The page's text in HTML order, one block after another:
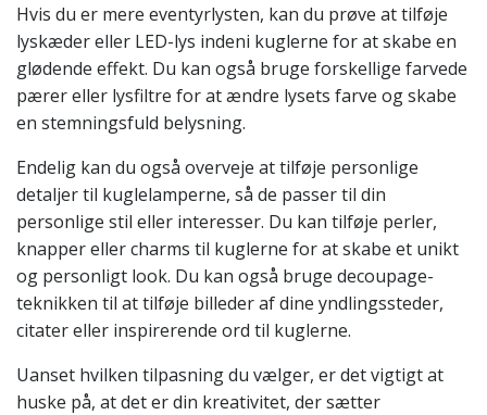
Hvis du er mere eventyrlysten, kan du prøve at tilføje
lyskæder eller LED-lys indeni kuglerne for at skabe en
glødende effekt. Du kan også bruge forskellige farvede
pærer eller lysfiltre for at ændre lysets farve og skabe
en stemningsfuld belysning.
Endelig kan du også overveje at tilføje personlige
detaljer til kuglelamperne, så de passer til din
personlige stil eller interesser. Du kan tilføje perler,
knapper eller charms til kuglerne for at skabe et unikt
og personligt look. Du kan også bruge decoupage-
teknikken til at tilføje billeder af dine yndlingssteder,
citater eller inspirerende ord til kuglerne.
Uanset hvilken tilpasning du vælger, er det vigtigt at
huske på, at det er din kreativitet, der sætter